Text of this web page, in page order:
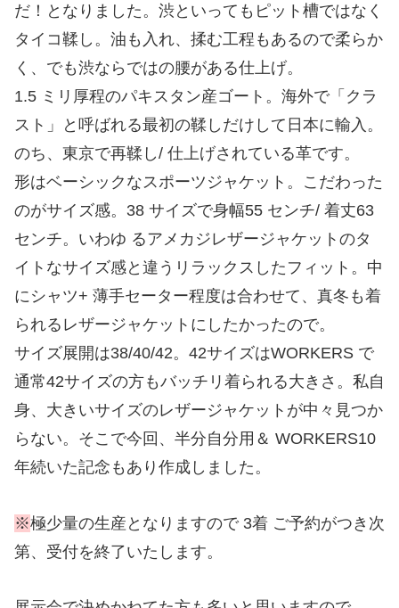
だ！となりました。渋といってもピット槽ではなく
タイコ鞣し。油も入れ、揉む工程もあるので柔らか
く、でも渋ならではの腰がある仕上げ。
1.5 ミリ厚程のパキスタン産ゴート。海外で「クラ
スト」と呼ばれる最初の鞣しだけして日本に輸入。
のち、東京で再鞣し/ 仕上げされている革です。
形はベーシックなスポーツジャケット。こだわった
のがサイズ感。38 サイズで身幅55 センチ/ 着丈63
センチ。いわゆ るアメカジレザージャケットのタ
イトなサイズ感と違うリラックスしたフィット。中
にシャツ+ 薄手セーター程度は合わせて、真冬も着
られるレザージャケットにしたかったので。
サイズ展開は38/40/42。42サイズはWORKERS で
通常42サイズの方もバッチリ着られる大きさ。私自
身、大きいサイズのレザージャケットが中々見つか
らない。そこで今回、半分自分用＆ WORKERS10
年続いた記念もあり作成しました。
※極少量の生産となりますので 3着 ご予約がつき次
第、受付を終了いたします。